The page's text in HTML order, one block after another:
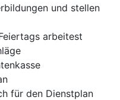
und stellen
arbeitest
für den Dienstplan